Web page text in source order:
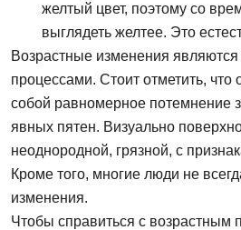
желтый цвет, поэтому со
выглядеть желтее. Это
Возрастные изменения
процессами. Стоит отметить, что
собой равномерное потемнение
явных пятен. Визуально
неоднородной, грязной, с
Кроме того, многие люди не
изменения.
Чтобы справиться с возрастным